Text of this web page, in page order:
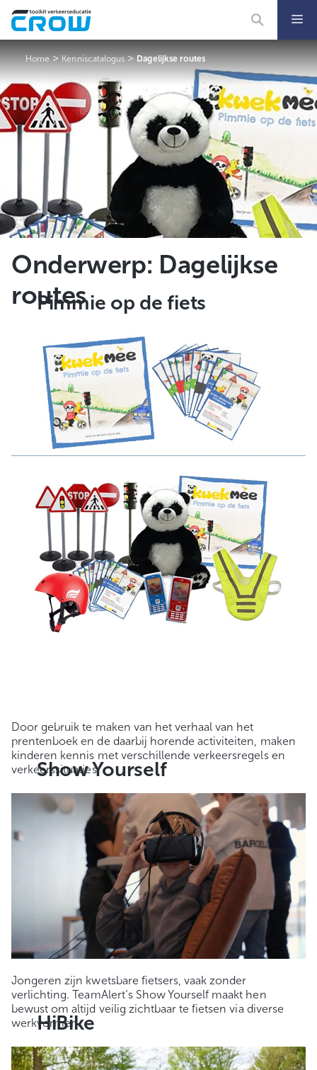
naar
inhoud
Home>Kenniscatalogus>Dagelijkse routes
Onderwerp: Dagelijkse
routes
Pimmie op de fiets
Door gebruik te maken van het verhaal van het
prentenboek en de daarbij horende activiteiten, maken
kinderen kennis met verschillende verkeersregels en
verkeerssituaties
Show Yourself
Jongeren zijn kwetsbare fietsers, vaak zonder
verlichting. TeamAlert’s Show Yourself maakt hen
bewust om altijd veilig zichtbaar te fietsen via diverse
werkvormen.
HiBike